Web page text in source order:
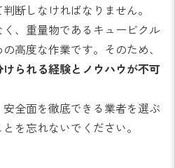
断しなければなりません。
、重量物であるキュービクル
高度な作業です。そのため、
られる経験とノウハウが不可
全面を徹底できる業者を選ぶ
を忘れないでください。